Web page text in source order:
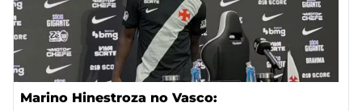
Marino Hinestroza no Vasco: